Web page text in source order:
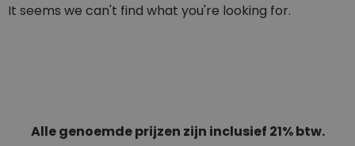
It seems we can't find what you're looking for.
Alle genoemde prijzen zijn inclusief 21% btw.